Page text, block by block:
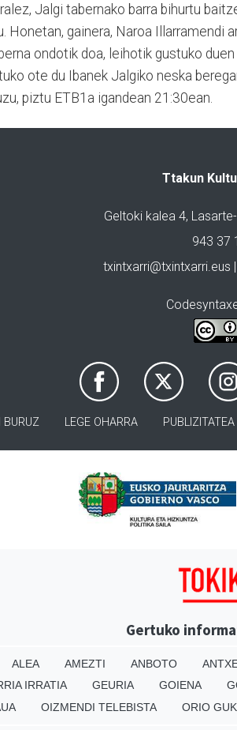
Jalgi tabernako barra bihurtu
Honetan, gainera, Naroa Illarramendi
ondotik doa, leihotik gustuko
ote du Ibanek Jalgiko neska
piztu ETB1a igandean 21:30ean.
Ttakun
Geltoki kalea 4,
943 37
txintxarri@txintxarri.eus
BURUZ LEGE OHARRA PUBLIZITATEA
Gertuko
ALEA AMEZTI ANBOTO
IRRATIA GEURIA GOIENA
OIZMENDI TELEBISTA ORIO